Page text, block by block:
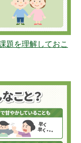
題を理解しておこ